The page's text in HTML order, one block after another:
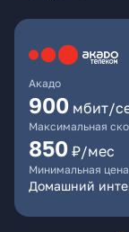
Акадо
900 мбит/
Максимальная
850 ₽/мес
Минимальная цена
Домашний